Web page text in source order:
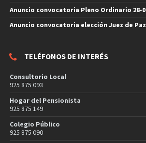
Anuncio convocatoria Pleno Ordinario 28-
Anuncio convocatoria elección Juez de
TELÉFONOS DE INTERÉS
Consultorio Local
925 875 093
Hogar del Pensionista
925 875 149
Colegio Público
925 875 090